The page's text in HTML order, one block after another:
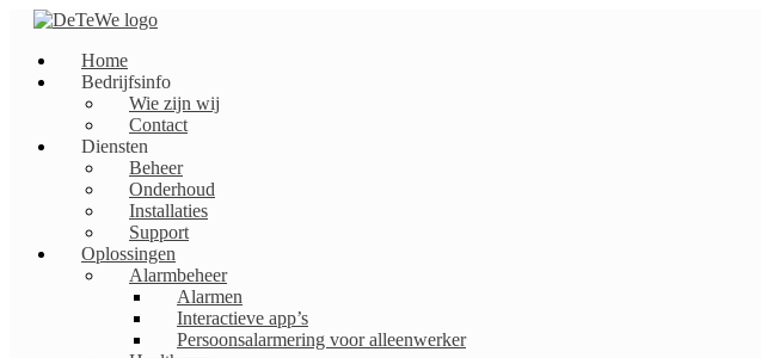
Spring
inhoud
Home
Bedrijfsinfo
Wie zijn wij
Contact
Diensten
Beheer
Onderhoud
Installaties
Support
Oplossingen
Alarmbeheer
Alarmen
Interactieve app’s
Persoonsalarmering voor alleenwerker